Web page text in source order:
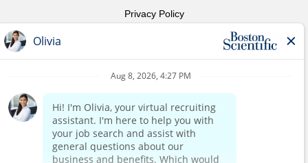
Privacy Policy
Corporate Home